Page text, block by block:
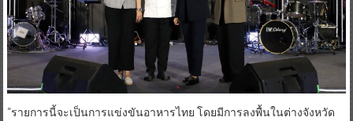
“รายการนี้จะเป็นการแข่งขันอาหารไทย โดยมีการลงพื้นในต่างจังหวัด